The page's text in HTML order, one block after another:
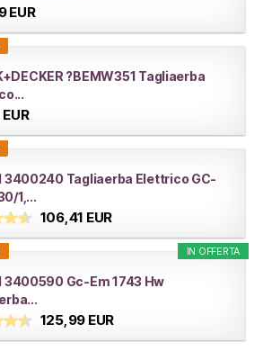
EUR
?BEMW351 Tagliaerba
3400240 Tagliaerba Elettrico GC-
1,...
106,41 EUR
IN OFFERTA
3400590 Gc-Em 1743 Hw
125,99 EUR